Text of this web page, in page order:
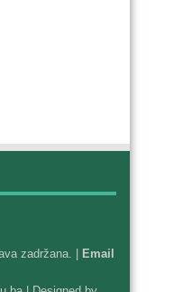
zadržana. | Email